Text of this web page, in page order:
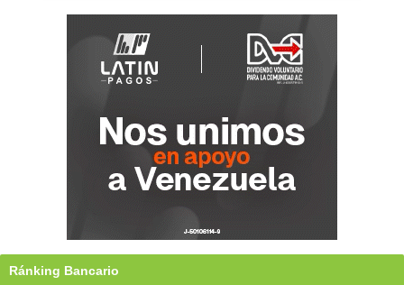
Ránking Bancario